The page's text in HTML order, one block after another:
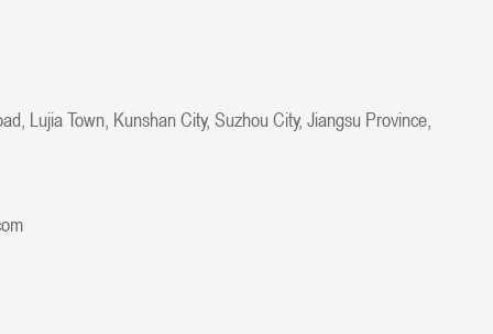
Lujia Town, Kunshan City, Suzhou City, Jiangsu Province,